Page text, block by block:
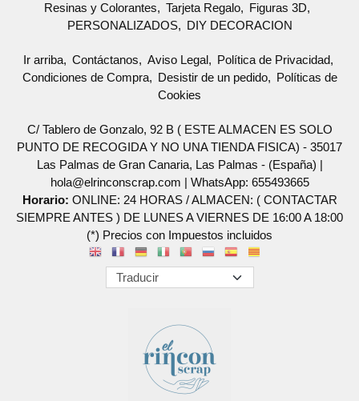
Resinas y Colorantes
Tarjeta Regalo
Figuras 3D
PERSONALIZADOS
DIY DECORACION
Ir arriba Contáctanos Aviso Legal
Política de Privacidad
Condiciones de Compra
Desistir de un pedido
Políticas de
Cookies
C/ Tablero de Gonzalo, 92 B ( ESTE ALMACEN ES SOLO
PUNTO DE RECOGIDA Y NO UNA TIENDA FISICA) - 35017
Las Palmas de Gran Canaria, Las Palmas - (España) |
hola@elrinconscrap.com | WhatsApp: 655493665
Horario: ONLINE: 24 HORAS / ALMACEN: ( CONTACTAR
SIEMPRE ANTES ) DE LUNES A VIERNES DE 16:00 A 18:00
(*) Precios con Impuestos incluidos